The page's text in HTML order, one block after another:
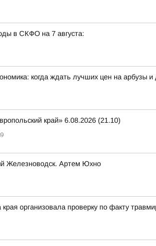
в СКФО на 7 августа:
когда ждать лучших цен на арбузы
край» 6.08.2026 (21.10)
Железноводск. Артем Юхно
края организовала проверку по факту